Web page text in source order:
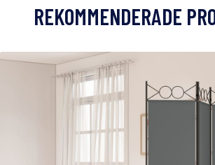
REKOMMENDERADE